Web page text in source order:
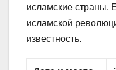
исламские страны.
исламской
известность.